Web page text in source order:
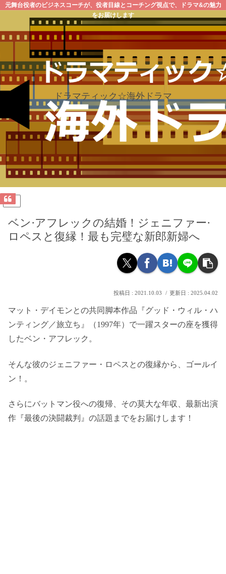
元舞台役者のビジネスコーチが、役者目線とコーチング視点で、ドラマ&の魅力
をお届けします
ドラマティック☆海外ドラマ
PR
ベン·アフレックの結婚！ジェニファー·
ロペスと復縁！最も完璧な新郎新婦へ
2021.10.03 2025.04.02
マット・デイモンとの共同脚本作品『グッド・ウィル・ハ
ンティング／旅立ち』（1997年）で一躍スターの座を獲得
したベン・アフレック。
そんな彼のジェニファー・ロペスとの復縁から、ゴールイ
ン！。
さらにバットマン役への復帰、その莫大な年収、最新出演
作『最後の決闘裁判』の話題までをお届けします！